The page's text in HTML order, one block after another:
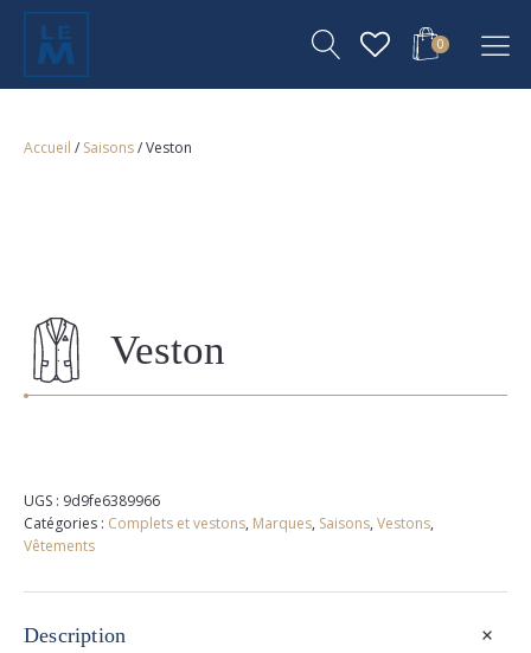
0
Accueil / Saisons/ Veston
Veston
UGS : 9d9fe6389966
Catégories : Complets et vestons, Marques, Saisons, Vestons,
Vêtements
Description +